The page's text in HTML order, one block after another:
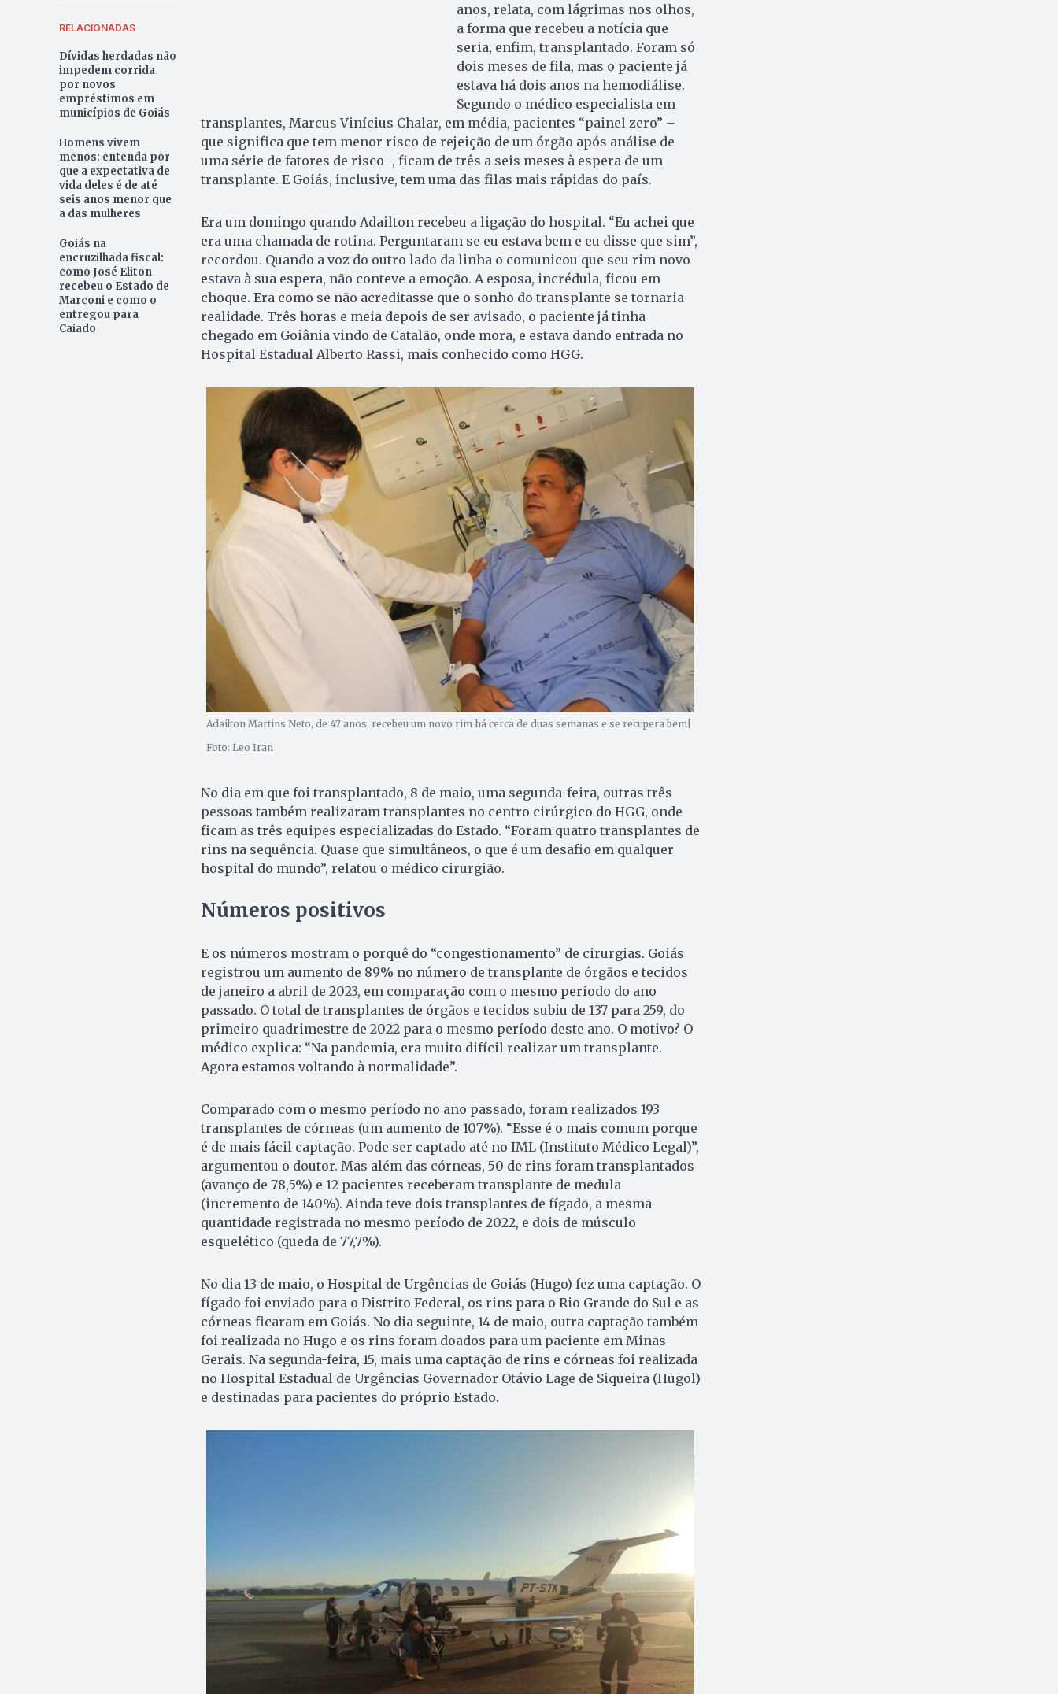
RELACIONADAS
Dívidas herdadas não
impedem corrida
por novos
empréstimos em
municípios de Goiás
Homens vivem
menos: entenda por
que a expectativa de
vida deles é de até
seis anos menor que
a das mulheres
Goiás na
encruzilhada fiscal:
como José Eliton
recebeu o Estado de
Marconi e como o
entregou para
Caiado
anos, relata, com lágrimas nos olhos,
a forma que recebeu a notícia que
seria, enfim, transplantado. Foram só
dois meses de fila, mas o paciente já
estava há dois anos na hemodiálise.
Segundo o médico especialista em
transplantes, Marcus Vinícius Chalar, em média, pacientes “painel zero” –
que significa que tem menor risco de rejeição de um órgão após análise de
uma série de fatores de risco -, ficam de três a seis meses à espera de um
transplante. E Goiás, inclusive, tem uma das filas mais rápidas do país.
Era um domingo quando Adailton recebeu a ligação do hospital. “Eu achei que
era uma chamada de rotina. Perguntaram se eu estava bem e eu disse que sim”,
recordou. Quando a voz do outro lado da linha o comunicou que seu rim novo
estava à sua espera, não conteve a emoção. A esposa, incrédula, ficou em
choque. Era como se não acreditasse que o sonho do transplante se tornaria
realidade. Três horas e meia depois de ser avisado, o paciente já tinha
chegado em Goiânia vindo de Catalão, onde mora, e estava dando entrada no
Hospital Estadual Alberto Rassi, mais conhecido como HGG.
Adailton Martins Neto, de 47 anos, recebeu um novo rim há cerca de duas semanas e se recupera bem|
Foto: Leo Iran
No dia em que foi transplantado, 8 de maio, uma segunda-feira, outras três
pessoas também realizaram transplantes no centro cirúrgico do HGG, onde
ficam as três equipes especializadas do Estado. “Foram quatro transplantes de
rins na sequência. Quase que simultâneos, o que é um desafio em qualquer
hospital do mundo”, relatou o médico cirurgião.
Números positivos
E os números mostram o porquê do “congestionamento” de cirurgias. Goiás
registrou um aumento de 89% no número de transplante de órgãos e tecidos
de janeiro a abril de 2023, em comparação com o mesmo período do ano
passado. O total de transplantes de órgãos e tecidos subiu de 137 para 259, do
primeiro quadrimestre de 2022 para o mesmo período deste ano. O motivo? O
médico explica: “Na pandemia, era muito difícil realizar um transplante.
Agora estamos voltando à normalidade”.
Comparado com o mesmo período no ano passado, foram realizados 193
transplantes de córneas (um aumento de 107%). “Esse é o mais comum porque
é de mais fácil captação. Pode ser captado até no IML (Instituto Médico Legal)”,
argumentou o doutor. Mas além das córneas, 50 de rins foram transplantados
(avanço de 78,5%) e 12 pacientes receberam transplante de medula
(incremento de 140%). Ainda teve dois transplantes de fígado, a mesma
quantidade registrada no mesmo período de 2022, e dois de músculo
esquelético (queda de 77,7%).
No dia 13 de maio, o Hospital de Urgências de Goiás (Hugo) fez uma captação. O
fígado foi enviado para o Distrito Federal, os rins para o Rio Grande do Sul e as
córneas ficaram em Goiás. No dia seguinte, 14 de maio, outra captação também
foi realizada no Hugo e os rins foram doados para um paciente em Minas
Gerais. Na segunda-feira, 15, mais uma captação de rins e córneas foi realizada
no Hospital Estadual de Urgências Governador Otávio Lage de Siqueira (Hugol)
e destinadas para pacientes do próprio Estado.